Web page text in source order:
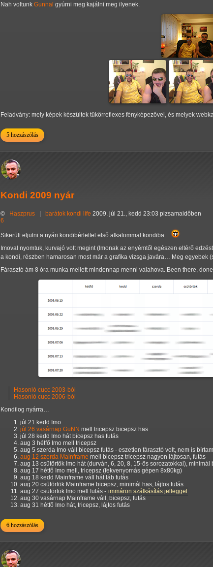
Nah voltunk Gunnal gyúrni meg kajálni meg ilyenek.
Feladvány: mely képek készültek tükörreflexes fényképezővel, és melyek
5 hozzászólás
Kondi 2009 nyár
© Haszprus barátok kondi life 2009. júl 21., kedd 23:03 pizsamaidőben
6
Sikerült eljutni a nyári kondibérlettel első alkalommal kondiba…
Imoval nyomtuk, kurvajó volt megint (Imonak az enyémtől egészen eltérő
a kondi, részben hamarosan most már a grafika vizsga javára… Meg egyebek
Fárasztó ám 8 óra munka mellett mindennap menni valahova. Been there,
Hasonló cucc 2003-ból
Hasonló cucc 2006-ból
Kondilog nyárra…
júl 21 kedd Imo
júl 26 vasárnap GuNN mell tricepsz bicepsz has
júl 28 kedd Imo hát bicepsz has futás
aug 3 hétfő Imo mell tricepsz
aug 5 szerda Imo váll bicepsz futás - eszetlen fárasztó volt, nem is
aug 12 szerda Mainframe mell bicepsz tricepsz nagyon lájtosan, futás
aug 13 csütörtök Imo hát (durván, 6, 20, 8, 15-ös sorozatokkal), minimál
aug 17 hétfő Imo mell, tricepsz (fekvenyomás gépen 8x80kg)
aug 18 kedd Mainframe váll hát láb futás
aug 20 csütörtök Mainframe bicepsz, minimál has, lájtos futás
aug 27 csütörtök Imo mell futás - immáron szálkásítás jelleggel
aug 30 vasárnap Mainframe váll, bicepsz, futás
aug 31 hétfő Imo hát, tricepsz, lájtos futás
6 hozzászólás